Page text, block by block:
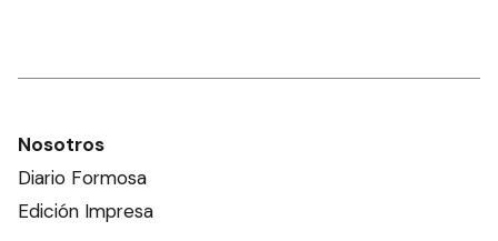
Nosotros
Diario Formosa
Edición Impresa